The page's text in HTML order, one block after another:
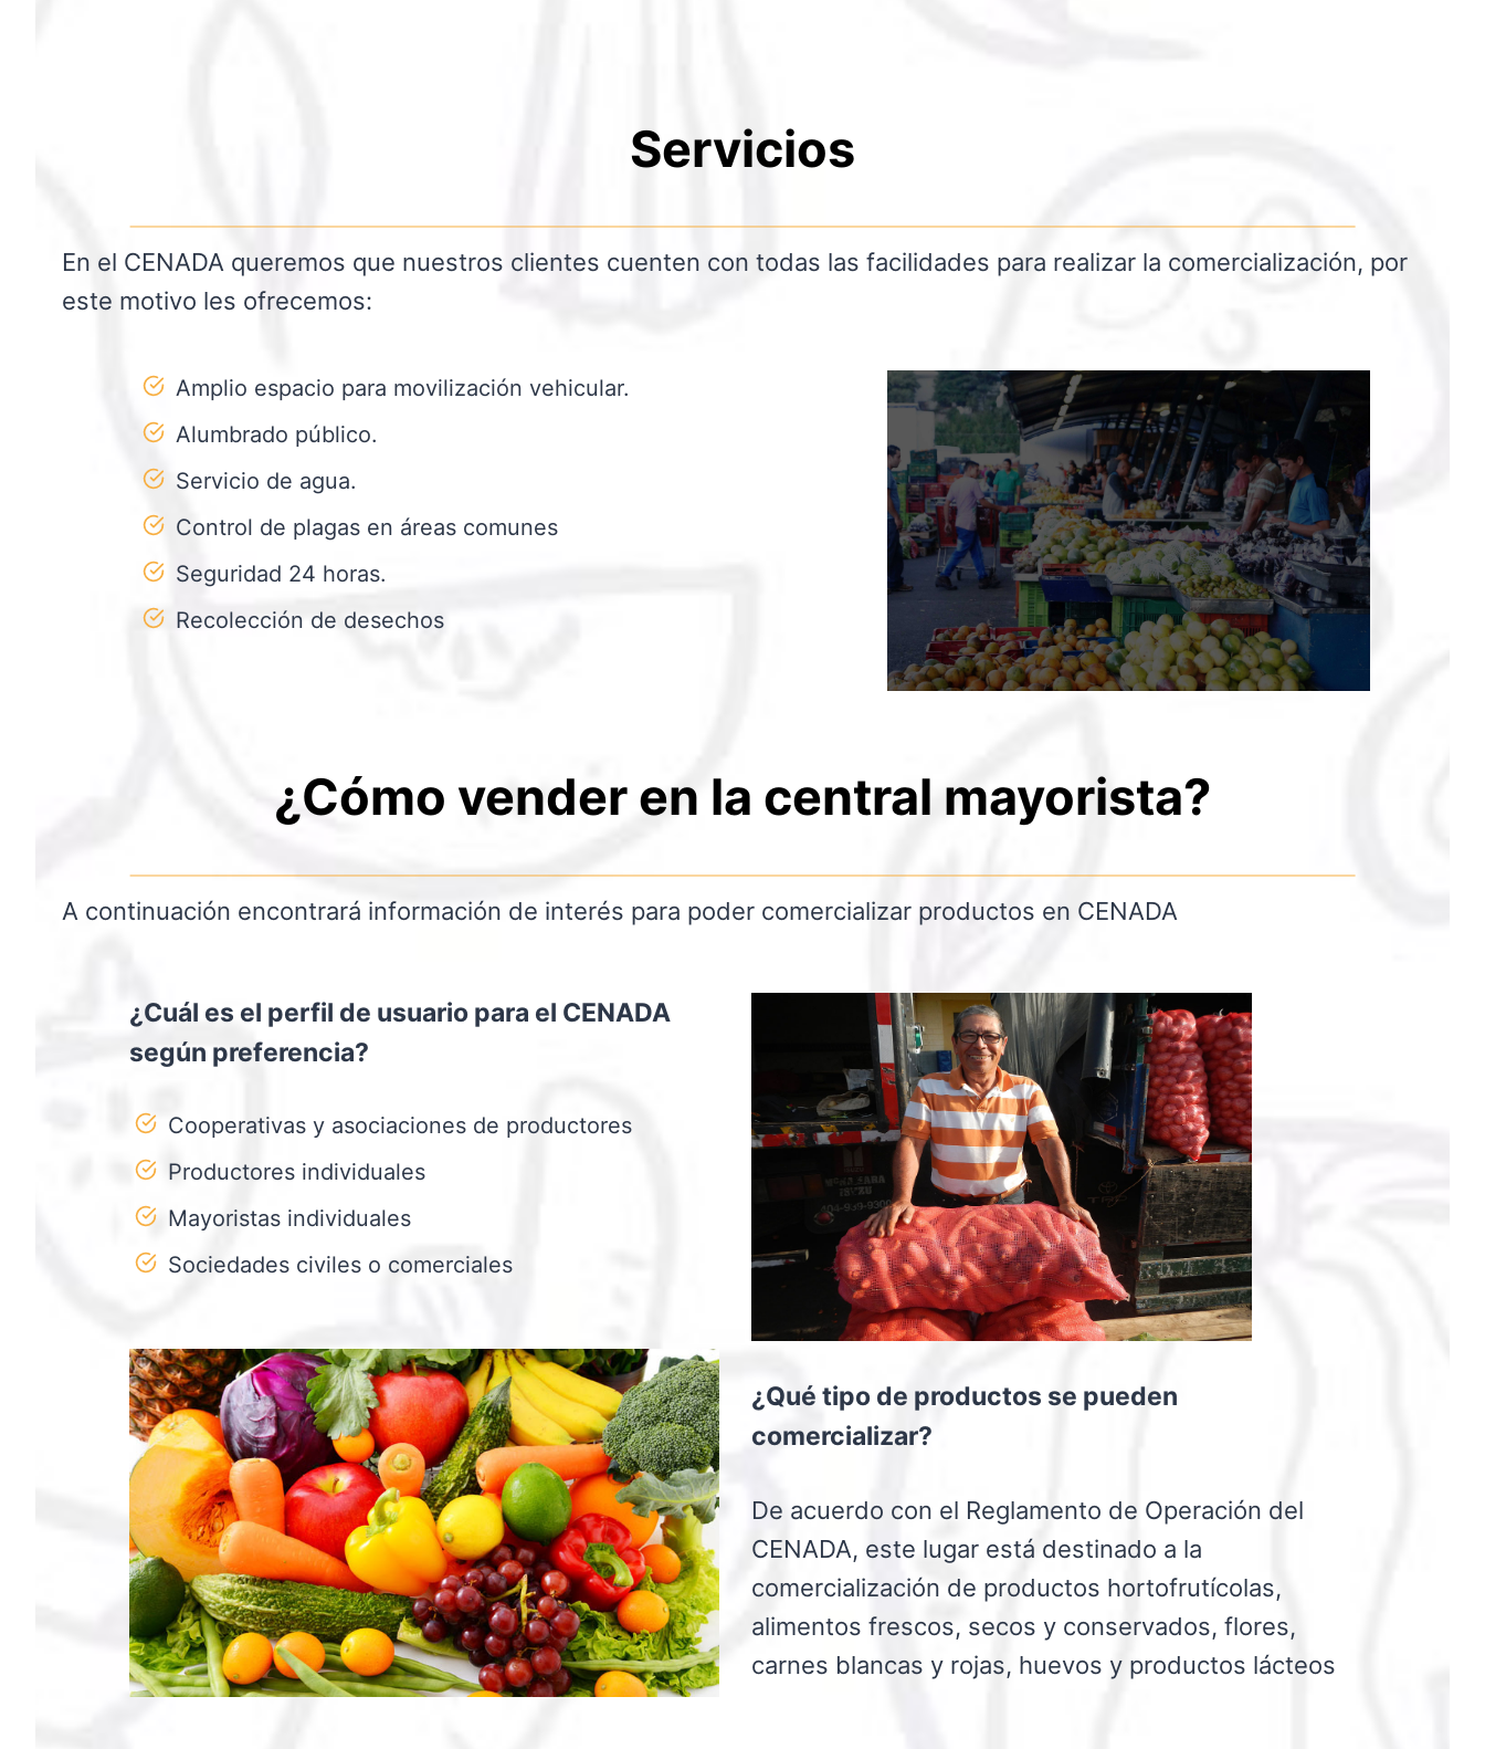
Servicios
En el CENADA queremos que nuestros clientes cuenten con todas las facilidades para realizar la comercialización, por
este motivo les ofrecemos:
Amplio espacio para movilización vehicular.
Alumbrado público.
Servicio de agua.
Control de plagas en áreas comunes
Seguridad 24 horas.
Recolección de desechos
¿Cómo vender en la central mayorista?
A continuación encontrará información de interés para poder comercializar productos en CENADA
¿Cuál es el perfil de usuario para el CENADA
según preferencia?
Cooperativas y asociaciones de productores
Productores individuales
Mayoristas individuales
Sociedades civiles o comerciales
¿Qué tipo de productos se pueden
comercializar?
De acuerdo con el Reglamento de Operación del
CENADA, este lugar está destinado a la
comercialización de productos hortofrutícolas,
alimentos frescos, secos y conservados, flores,
carnes blancas y rojas, huevos y productos lácteos